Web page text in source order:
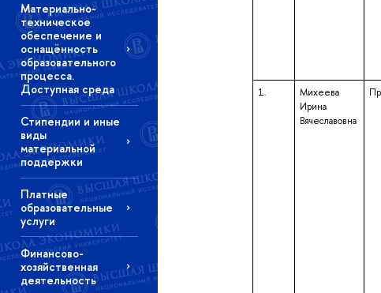
Материально-
техническое
обеспечение и
оснащённость
образовательного
процесса.
Доступная среда
Стипендии и иные
виды
материальной
поддержки
Платные
образовательные
услуги
Финансово-
хозяйственная
деятельность
1.
Михеева
Ирина
Вячеславовна